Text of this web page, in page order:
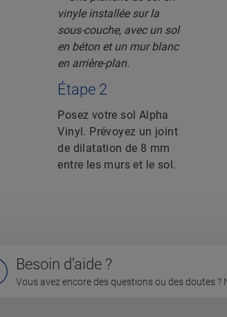
Étape 2
Posez votre sol Alpha
Vinyl. Prévoyez un joint
de dilatation de 8 mm
entre les murs et le sol.
Besoin d’aide ?
Vous avez encore des questions ou des doutes ?